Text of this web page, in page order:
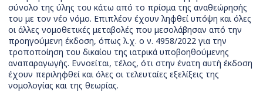
σύνολο της ύλης του κάτω από το πρίσμα της αναθεώρησής
του με τον νέο νόμο. Επιπλέον έχουν ληφθεί υπόψη και όλες
οι άλλες νομοθετικές μεταβολές που μεσολάβησαν από την
προηγούμενη έκδοση, όπως λ.χ. ο ν. 4958/2022 για την
τροποποίηση του δικαίου της ιατρικά υποβοηθούμενης
αναπαραγωγής. Εννοείται, τέλος, ότι στην ένατη αυτή έκδοση
έχουν περιληφθεί και όλες οι τελευταίες εξελίξεις της
νομολογίας και της θεωρίας.